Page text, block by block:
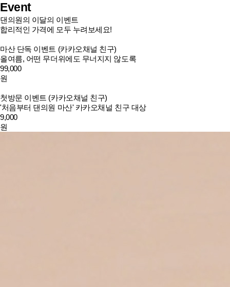
Event
댄의원의 이달의 이벤트
합리적인 가격에 모두 누려보세요!
마산 단독 이벤트 (카카오채널 친구)
올여름, 어떤 무더위에도 무너지지 않도록
99,000
원
첫방문 이벤트 (카카오채널 친구)
'처음부터 댄의원 마산' 카카오채널 친구 대상
9,000
원